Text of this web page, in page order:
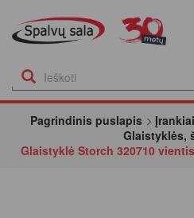
Pagrindinis puslapis Įrankiai
Glaistyklės,
Glaistyklė Storch 320710